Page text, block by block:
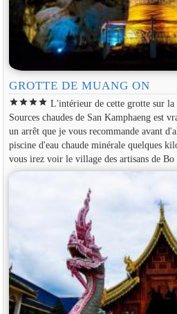
GROTTE DE MUANG ON
starstarstarstar L'intérieur de cette grotte sur
Sources chaudes de San Kamphaeng est
un arrêt que je vous recommande avant
piscine d'eau chaude minérale quelques
vous irez voir le village des artisans de Bo